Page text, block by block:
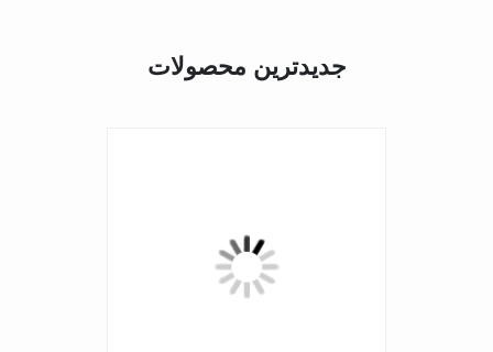
جدیدترین محصولات